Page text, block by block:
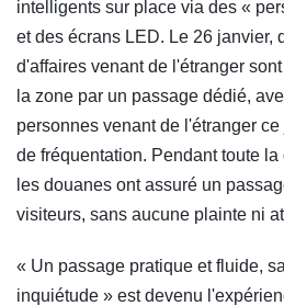
intelligents sur place via des «
et des écrans LED. Le 26 janvier,
d'affaires venant de l'étranger
la zone par un passage dédié,
personnes venant de l'étranger
de fréquentation. Pendant toute
les douanes ont assuré un
visiteurs, sans aucune plainte ni
« Un passage pratique et fluide,
inquiétude » est devenu